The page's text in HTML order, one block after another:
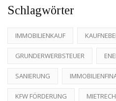
Schlagwörter
IMMOBILIENKAUF
GRUNDERWERBSTEUER
SANIERUNG
KFW FÖRDERUNG